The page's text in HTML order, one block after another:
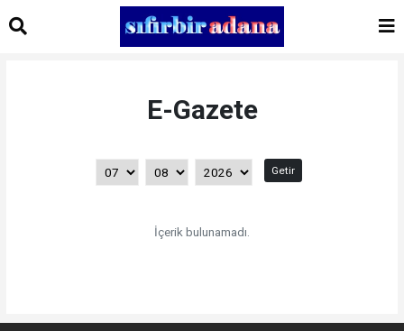
E-Gazete
Getir
İçerik bulunamadı.